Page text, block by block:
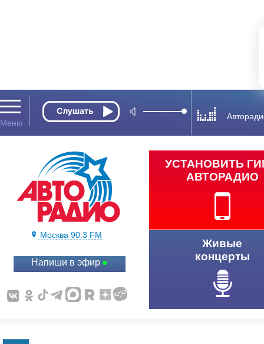
Москва 90.3 FM
Напиши в эфир
УСТАНОВИТЬ
АВТОРАДИО
Живые
концерты